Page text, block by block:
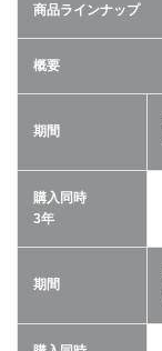
商品ラインナップ
概要
期間
購入同時
3年
期間